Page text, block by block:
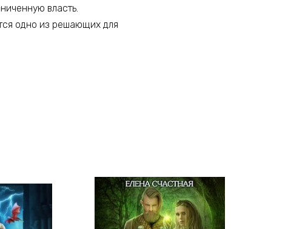
власть.
одно из решающих для